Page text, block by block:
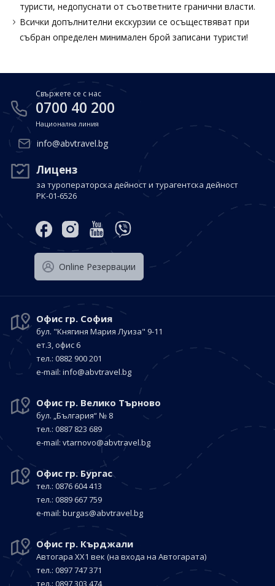
туристи, недопуснати от съответните гранични власти.
Всички допълнителни екскурзии се осъществяват при
събран определен минимален брой записани туристи!
Свържете се с нас
0700 40 200
Национална линия
info@abvtravel.bg
Лиценз
за туроператорска дейност и турагентска дейност
РК-01-6526
Оnline Резервации
Офис гр. София
бул. "Княгиня Мария Луиза" 9-11
ет.3, офис 6
тел.: 0882 900 201
е-mail: info@abvtravel.bg
Офис гр. Велико Търново
бул. „България“ № 8
тел.: 0887 823 689
е-mail: vtarnovo@abvtravel.bg
Офис гр. Бургас
тел.: 0876 604 413
тел.: 0889 667 759
е-mail: burgas@abvtravel.bg
Офис гр. Кърджали
Автогара ХХ1 век (на входа на Автогарата)
тел.: 0897 747 371
тел.: 0897 303 474